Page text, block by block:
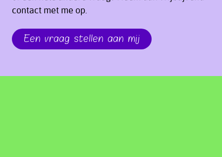
contact met me op.
Een vraag stellen aan mij